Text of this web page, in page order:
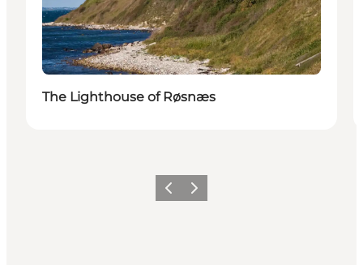
The Lighthouse of Røsnæs
Precedente
Avanti